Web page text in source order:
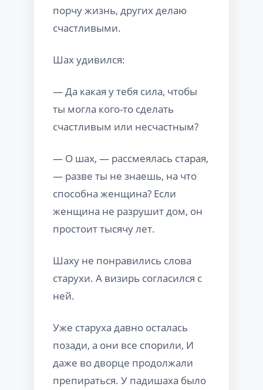
порчу жизнь, других делаю
счастливыми.
Шах удивился:
— Да какая у тебя сила, чтобы
ты могла кого-то сделать
счастливым или несчастным?
— О шах, — рассмеялась старая,
— разве ты не знаешь, на что
способна женщина? Если
женщина не разрушит дом, он
простоит тысячу лет.
Шаху не понравились слова
старухи. А визирь согласился с
ней.
Уже старуха давно осталась
позади, а они все спорили, И
даже во дворце продолжали
препираться. У падишаха было